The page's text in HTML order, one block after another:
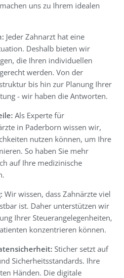
uns zu Ihrem idealen
Jeder Zahnarzt hat eine
Deshalb bieten wir
die Ihren individuellen
werden. Von der
bis hin zur Planung Ihrer
- wir haben die Antworten.
Als Experte für
in Paderborn wissen wir,
nutzen können, um Ihre
So haben Sie mehr
auf Ihre medizinische
Wir wissen, dass Zahnärzte viel
ist. Daher unterstützen wir
Ihrer Steuerangelegenheiten,
konzentrieren können.
Sticher setzt auf
Sicherheitsstandards. Ihre
Händen. Die digitale